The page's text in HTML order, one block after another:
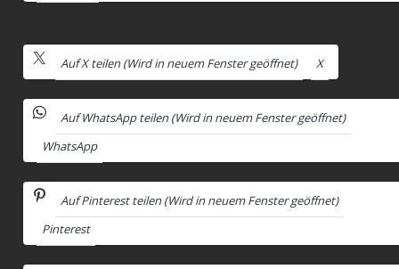
Auf X teilen (Wird in neuem Fenster geöffnet) X
Auf WhatsApp teilen (Wird in neuem Fenster geöffnet)
WhatsApp
Auf Pinterest teilen (Wird in neuem Fenster geöffnet)
Pinterest